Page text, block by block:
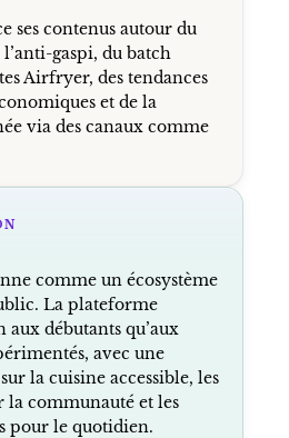
ses contenus autour du
gaspi, du batch
Airfryer, des tendances
et de la
via des canaux comme
comme un écosystème
La plateforme
aux débutants qu’aux
avec une
la cuisine accessible, les
la communauté et les
pour le quotidien.